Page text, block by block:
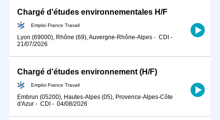
Chargé d'études environnementales H/F
Emploi France Travail
Lyon (69000), Rhône (69), Auvergne-Rhône-Alpes - CDI -
21/07/2026
Chargé d'études environnement (H/F)
Emploi France Travail
Embrun (05200), Hautes-Alpes (05), Provence-Alpes-Côte
d'Azur - CDI - 04/08/2026